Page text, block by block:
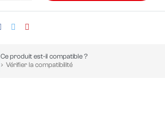
Ce produit est-il compatible ?
Vérifier la compatibilité